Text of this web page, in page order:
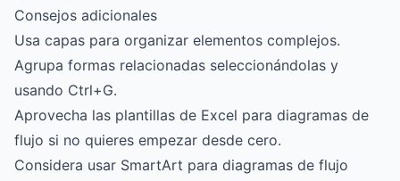
Consejos adicionales
Usa capas para organizar elementos complejos.
Agrupa formas relacionadas seleccionándolas y
usando Ctrl+G.
Aprovecha las plantillas de Excel para diagramas de
flujo si no quieres empezar desde cero.
Considera usar SmartArt para diagramas de flujo